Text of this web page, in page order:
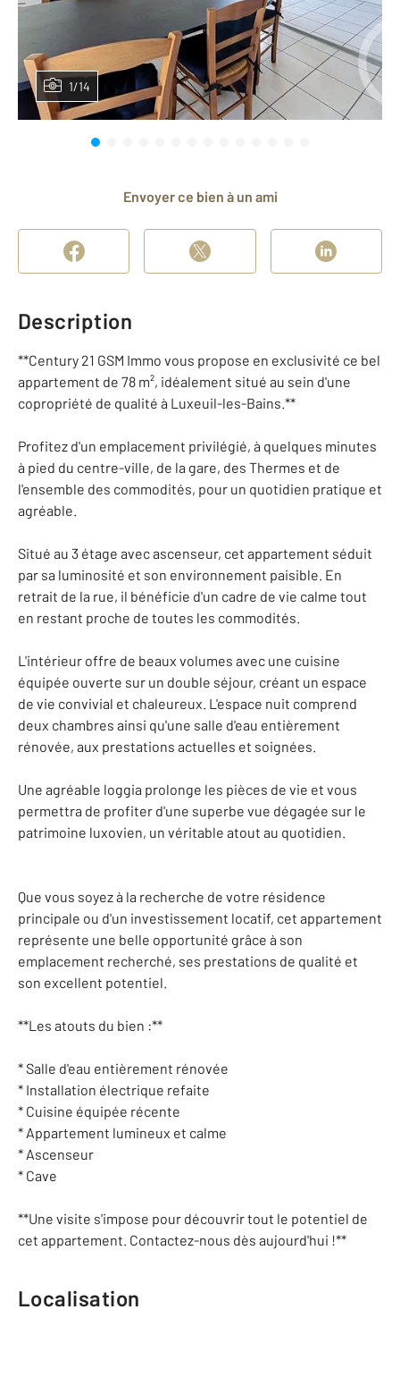
1/14
Envoyer ce bien à un ami
Description
**Century 21 GSM Immo vous propose en exclusivité ce bel
appartement de 78 m², idéalement situé au sein d'une
copropriété de qualité à Luxeuil-les-Bains.**
Profitez d'un emplacement privilégié, à quelques minutes
à pied du centre-ville, de la gare, des Thermes et de
l'ensemble des commodités, pour un quotidien pratique et
agréable.
Situé au 3 étage avec ascenseur, cet appartement séduit
par sa luminosité et son environnement paisible. En
retrait de la rue, il bénéficie d'un cadre de vie calme tout
en restant proche de toutes les commodités.
L'intérieur offre de beaux volumes avec une cuisine
équipée ouverte sur un double séjour, créant un espace
de vie convivial et chaleureux. L'espace nuit comprend
deux chambres ainsi qu'une salle d'eau entièrement
rénovée, aux prestations actuelles et soignées.
Une agréable loggia prolonge les pièces de vie et vous
permettra de profiter d'une superbe vue dégagée sur le
patrimoine luxovien, un véritable atout au quotidien.
Que vous soyez à la recherche de votre résidence
principale ou d'un investissement locatif, cet appartement
représente une belle opportunité grâce à son
emplacement recherché, ses prestations de qualité et
son excellent potentiel.
**Les atouts du bien :**
* Salle d'eau entièrement rénovée
* Installation électrique refaite
* Cuisine équipée récente
* Appartement lumineux et calme
* Ascenseur
* Cave
**Une visite s'impose pour découvrir tout le potentiel de
cet appartement. Contactez-nous dès aujourd'hui !**
Localisation